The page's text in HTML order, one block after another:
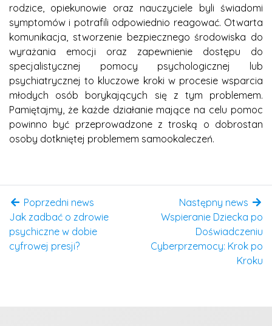
rodzice, opiekunowie oraz nauczyciele byli świadomi
symptomów i potrafili odpowiednio reagować. Otwarta
komunikacja, stworzenie bezpiecznego środowiska do
wyrażania emocji oraz zapewnienie dostępu do
specjalistycznej pomocy psychologicznej lub
psychiatrycznej to kluczowe kroki w procesie wsparcia
młodych osób borykających się z tym problemem.
Pamiętajmy, że każde działanie mające na celu pomoc
powinno być przeprowadzone z troską o dobrostan
osoby dotkniętej problemem samookaleczeń.
Poprzedni news
Jak zadbać o zdrowie
psychiczne w dobie
cyfrowej presji?
Następny news
Wspieranie Dziecka po
Doświadczeniu
Cyberprzemocy: Krok po
Kroku